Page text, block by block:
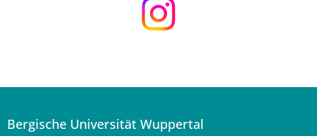
Bergische Universität Wuppertal